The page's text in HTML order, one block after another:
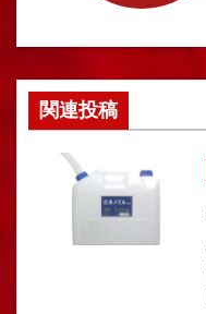
ン
関連投稿